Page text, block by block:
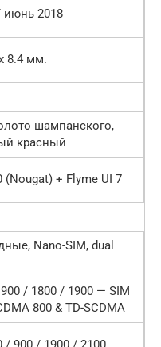
июнь 2018
8.4 мм.
шампанского,
красный
(Nougat) + Flyme UI 7
Nano-SIM, dual
/ 1800 / 1900 — SIM
800 & TD-SCDMA